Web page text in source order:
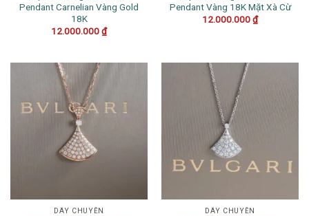
Pendant Carnelian Vàng Gold
18K
12.000.000₫
Pendant Vàng 18K Mặt Xà Cừ
12.000.000₫
DÂY CHUYỀN DÂY CHUYỀN